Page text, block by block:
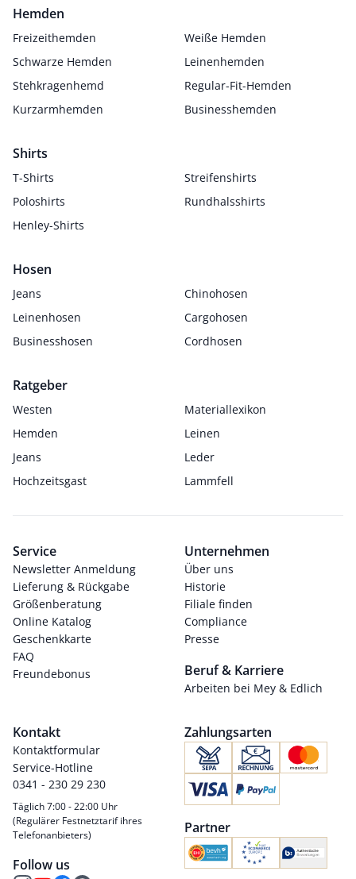
Hemden
Freizeithemden
Weiße Hemden
Schwarze Hemden
Leinenhemden
Stehkragenhemd
Regular-Fit-Hemden
Kurzarmhemden
Businesshemden
Shirts
T-Shirts
Streifenshirts
Poloshirts
Rundhalsshirts
Henley-Shirts
Hosen
Jeans
Chinohosen
Leinenhosen
Cargohosen
Businesshosen
Cordhosen
Ratgeber
Westen
Materiallexikon
Hemden
Leinen
Jeans
Leder
Hochzeitsgast
Lammfell
Service
Newsletter Anmeldung
Lieferung & Rückgabe
Größenberatung
Online Katalog
Geschenkkarte
FAQ
Freundebonus
Unternehmen
Über uns
Historie
Filiale finden
Compliance
Presse
Beruf & Karriere
Arbeiten bei Mey & Edlich
Kontakt
Kontaktformular
Service-Hotline
0341 - 230 29 230
Täglich 7:00 - 22:00 Uhr
(Regulärer Festnetztarif ihres
Telefonanbieters)
Follow us
Zahlungsarten
Partner